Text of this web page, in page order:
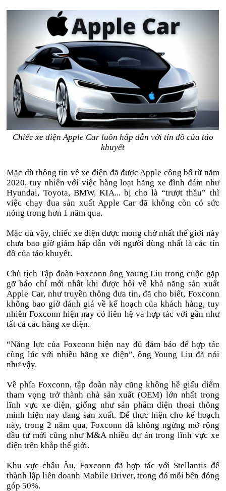
Chiếc xe điện Apple Car luôn hấp dẫn với tín đồ của táo
khuyết
Mặc dù thông tin về xe điện đã được Apple công bố từ năm
2020, tuy nhiên với việc hàng loạt hãng xe đình đám như
Hyundai, Toyota, BMW, KIA... bị cho là “trượt thầu” thì
việc chạy đua sản xuất Apple Car đã không còn có sức
nóng trong hơn 1 năm qua.
Mặc dù vậy, chiếc xe điện được mong chờ nhất thế giới này
chưa bao giờ giảm hấp dẫn với người dùng nhất là các tín
đồ của táo khuyết.
Chủ tịch Tập đoàn Foxconn ông Young Liu trong cuộc gặp
gỡ báo chí mới nhất khi được hỏi về khả năng sản xuất
Apple Car, như truyền thông đưa tin, đã cho biết, Foxconn
không bao giờ đánh giá về kế hoạch của khách hàng, tuy
nhiên Foxconn hiện nay có liên hệ và hợp tác với gần như
tất cả các hãng xe điện.
“Năng lực của Foxconn hiện nay đủ đảm bảo để hợp tác
cùng lúc với nhiều hãng xe điện”, ông Young Liu đã nói
như vậy.
Về phía Foxconn, tập đoàn này cũng không hề giấu diếm
tham vọng trở thành nhà sản xuất (OEM) lớn nhất trong
lĩnh vực xe điện, giống như sản phẩm điện thoại thông
minh hiện nay đang sản xuất. Để thực hiện cho kế hoạch
này, trong 2 năm qua, Foxconn đã không ngừng mở rộng
đầu tư mới cũng như M&A nhiều dự án trong lĩnh vực xe
điện trên khắp thế giới.
Khu vực châu Âu, Foxconn đã hợp tác với Stellantis để
thành lập liên doanh Mobile Driver, trong đó mỗi bên đóng
góp 50%.